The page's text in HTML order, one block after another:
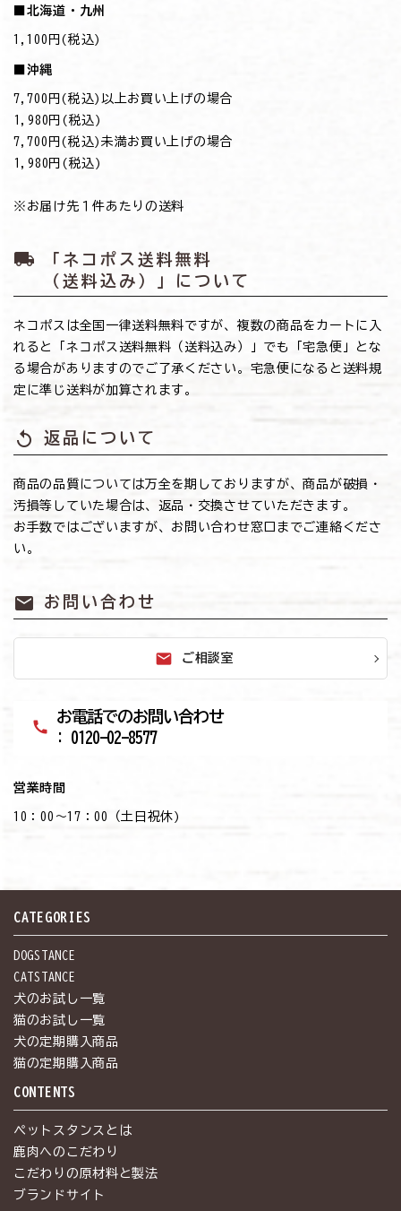
■北海道・九州
1,100円(税込)
■沖縄
7,700円(税込)以上お買い上げの場合
→1,980円(税込)
7,700円(税込)未満お買い上げの場合
→1,980円(税込)
※お届け先１件あたりの送料
local_shipping
「ネコポス送料無料
（送料込み）」について
ネコポスは全国一律送料無料ですが、複数の商品をカートに入
れると「ネコポス送料無料（送料込み）」でも「宅急便」とな
る場合がありますのでご了承ください。宅急便になると送料規
定に準じ送料が加算されます。
replay 返品について
商品の品質については万全を期しておりますが、商品が破損・
汚損等していた場合は、返品・交換させていただきます。
お手数ではございますが、お問い合わせ窓口までご連絡くださ
い。
mail お問い合わせ
mail ご相談室
call
お電話でのお問い合わせ
: 0120-02-8577
営業時間
10：00～17：00（土日祝休)
CATEGORIES
DOGSTANCE
CATSTANCE
犬のお試し一覧
猫のお試し一覧
犬の定期購入商品
猫の定期購入商品
CONTENTS
ペットスタンスとは
鹿肉へのこだわり
こだわりの原材料と製法
ブランドサイト